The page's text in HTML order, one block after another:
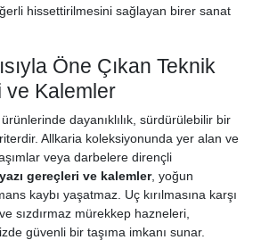
hissettirilmesini sağlayan birer sanat
Öne Çıkan Teknik
ve Kalemler
ürünlerinde dayanıklılık, sürdürülebilir bir
Allkaria koleksiyonunda yer alan ve
veya darbelere dirençli
yazı gereçleri ve kalemler, yoğun
kaybı yaşatmaz. Uç kırılmasına karşı
sızdırmaz mürekkep hazneleri,
güvenli bir taşıma imkanı sunar.